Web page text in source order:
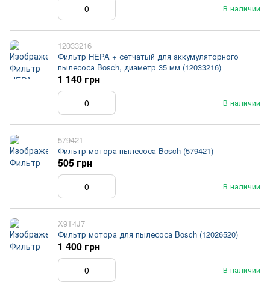
В наличии
12033216
Фильтр HEPA + сетчатый для аккумуляторного
пылесоса Bosch, диаметр 35 мм (12033216)
В наличии
1 140 грн
579421
Фильтр мотора пылесоса Bosch (579421)
В наличии
505 грн
X9T4J7
Фильтр мотора для пылесоса Bosch (12026520)
В наличии
1 400 грн